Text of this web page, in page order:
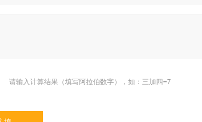
请输入计算结果（填写阿拉伯数字），如：三加四=7